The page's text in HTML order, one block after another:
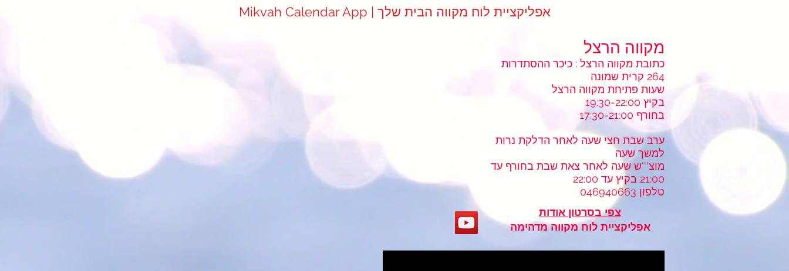
Mikvah Calendar App | אפליקציית לוח מקווה הבית שלך
מקווה הרצל
264 קרית שמונה
שעות פתיחת מקווה הרצל
בקיץ 19:30-22:00
בחורף 17:30-21:00
ערב שבת חצי שעה לאחר הדלקת נרות
למשך שעה
מוצ'''ש שעה לאחר צאת שבת בחורף עד
21:00 בקיץ עד 22:00
טלפון 046940663
צפי בסרטון אודות
אפליקציית לוח מקווה מדהימה